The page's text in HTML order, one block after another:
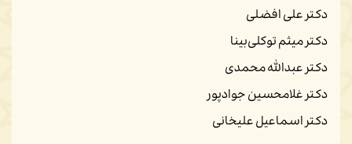
دکتر علی افضلی
دکتر میثم توکلی‌بینا
دکتر عبدالله محمدی
دکتر غلامحسین جوادپور
دکتر اسماعیل علیخانی